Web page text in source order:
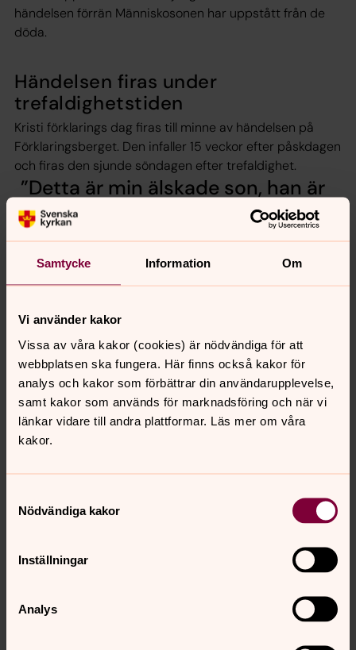
Samtycke Information Om
Vi använder kakor
Vissa av våra kakor (cookies) är nödvändiga för att
webbplatsen ska fungera. Här finns också kakor för
analys och kakor som förbättrar din användarupplevelse,
samt kakor som används för marknadsföring och när vi
länkar vidare till andra plattformar. Läs mer om våra
kakor.
Nödvändiga kakor
Inställningar
Analys
händelsen förrän Människosonen har uppstått från de
döda.
Händelsen firas under
trefaldighetstiden
Kristi förklarings dag firas till minne av händelsen på
Förklaringsberget. Den infaller 15 veckor efter påskdagen
och firas den sjunde söndagen efter trefaldighet.
Detta är min älskade son, han är
min utvalde. Lyssna till honom.
Matteusevangeliet
Kyrkoårets bibeltexter
Läs bibeltexterna för de olika helgdagarna under
Tankar inför Kristi förklarings dag
Tankar inför helgen är korta predikningar, som tolkar
söndagens tema och bibeltexter ur ett
vardagsperspektiv. Läs tankar inför helgen som har
skrivits inför Kristi förklarings dag på bloggen.
Synpunkter eller frågor på sidans
info@svenskakyrkan.se